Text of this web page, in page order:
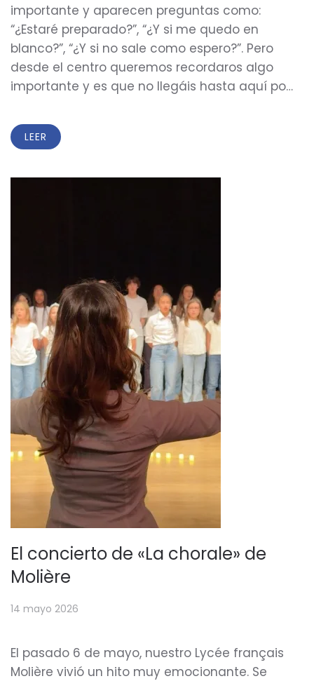
importante y aparecen preguntas como:
“¿Estaré preparado?”, “¿Y si me quedo en
blanco?”, “¿Y si no sale como espero?”. Pero
desde el centro queremos recordaros algo
importante y es que no llegáis hasta aquí po…
LEER
El concierto de «La chorale» de
Molière
14 mayo 2026
El pasado 6 de mayo, nuestro Lycée français
Molière vivió un hito muy emocionante. Se